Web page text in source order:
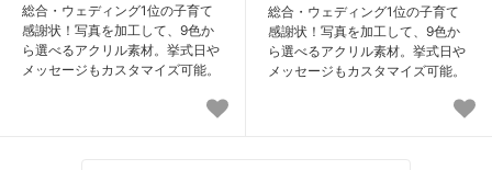
総合・ウェディング1位の子育て
感謝状！写真を加工して、9色か
ら選べるアクリル素材。挙式日や
メッセージもカスタマイズ可能。
総合・ウェディング1位の子育て
感謝状！写真を加工して、9色か
ら選べるアクリル素材。挙式日や
メッセージもカスタマイズ可能。